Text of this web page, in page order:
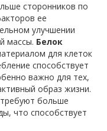
сторонников по
ее
улучшении
массы. Белок
для клеток
способствует
важно для тех,
образ жизни.
больше
что способствует